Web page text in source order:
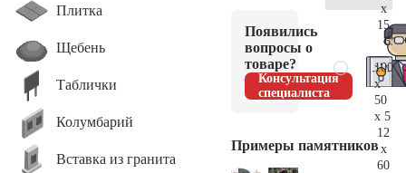
Плитка
Щебень
Таблички
Колумбарий
Вставка из гранита
Появились
вопросы о
товаре?
Консультация
специалиста
Примеры памятников
x
15
100
x
50
x 5
12
x
60